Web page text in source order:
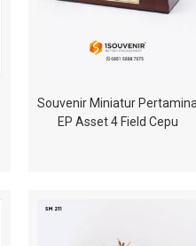
Souvenir Miniatur Pertamina
EP Asset 4 Field Cepu